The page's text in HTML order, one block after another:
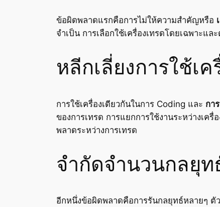
ข้อผิดพลาดแรกคือการไม่ให้ความสำคัญหรือ
จำเป็น การเลือกใช้เครื่องเทรดโดยเฉพาะแ
หลีกเลี่ยงการใช้เ
การใช้เครื่องเดียวกันในการ Coding และ กา
ของการเทรด การแยกการใช้งานระหว่างเค
พลาดระหว่างการเทรด
จำกัดจำนวนกลยุท
อีกหนึ่งข้อผิดพลาดคือการรันกลยุทธ์หลายๆ ตั